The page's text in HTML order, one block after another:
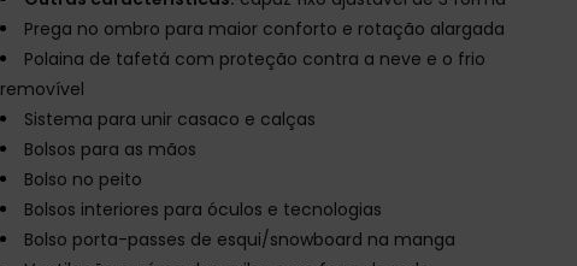
Prega no ombro para maior conforto e rotação alargada
Polaina de tafetá com proteção contra a neve e o frio
removível
Sistema para unir casaco e calças
Bolsos para as mãos
Bolso no peito
Bolsos interiores para óculos e tecnologias
Bolso porta-passes de esqui/snowboard na manga